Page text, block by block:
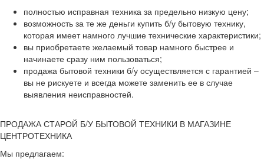
полностью исправная техника за предельно низкую цену;
возможность за те же деньги купить б/у бытовую технику,
которая имеет намного лучшие технические характеристики;
вы приобретаете желаемый товар намного быстрее и
начинаете сразу ним пользоваться;
продажа бытовой техники б/у осуществляется с гарантией –
вы не рискуете и всегда можете заменить ее в случае
выявления неисправностей.
ПРОДАЖА СТАРОЙ Б/У БЫТОВОЙ ТЕХНИКИ В МАГАЗИНЕ
ЦЕНТРОТЕХНИКА
Мы предлагаем: